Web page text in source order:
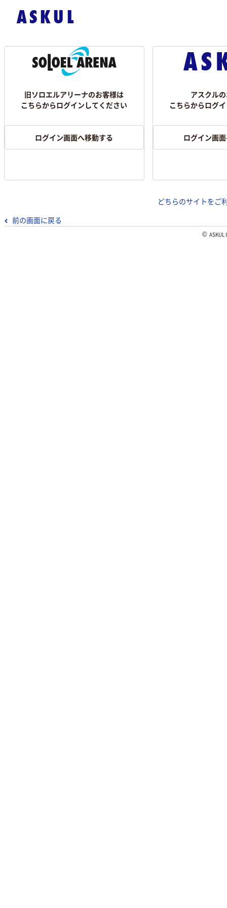
旧ソロエルアリーナのお客様は
こちらからログインしてください
ログイン画面へ移動する
アスクル
こちらからログ
ログイン画
どちらのサイトをご
前の画面に戻る
©